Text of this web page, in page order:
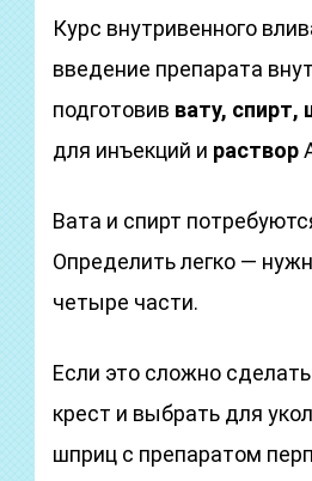
Курс внутривенного
введение препарата
подготовив вату, спирт,
для инъекций и раствор
Вата и спирт
Определить легко —
четыре части.
Если это сложно
крест и выбрать для
шприц с препаратом